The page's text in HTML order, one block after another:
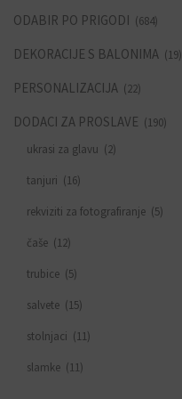
ODABIR PO PRIGODI (684)
DEKORACIJE S BALONIMA (19)
PERSONALIZACIJA (22)
DODACI ZA PROSLAVE (190)
ukrasi za glavu (2)
tanjuri (16)
rekviziti za fotografiranje (5)
čaše (12)
trubice (5)
salvete (15)
stolnjaci (11)
slamke (11)